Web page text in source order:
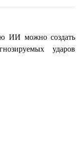
ИИ можно создать
ударов